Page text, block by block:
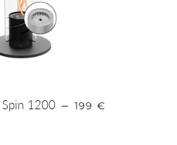
Spin 1200 — PRIX RÉGULIER
199 €